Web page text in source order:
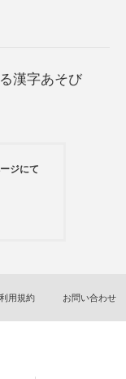
漢字あそび
ジにて
利用規約 お問い合わせ